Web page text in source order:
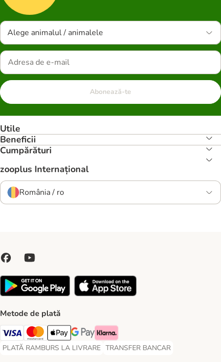
Alege animalul / animalele
Abonează-te
Utile
Beneficii
Cumpărături
zooplus Internațional
România / ro
Metode de plată
Visa Payment Method
Master Card Payment Method
Apple Pay Payment Method
Google Pay Payment Method
Klarna Payment Method
PLATĂ RAMBURS LA LIVRARE
PLATĂ RAMBURS LA LIVRARE Payment Method
TRANSFER BANCAR
TRANSFER BANCAR Payment